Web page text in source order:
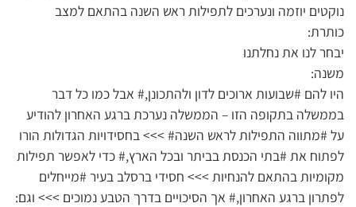
נוקטים יוזמה ונערכים לתפילות ראש השנה בהתאם למצב
כותרת:
יבחר לנו את נחלתנו
משנה:
היו להם #שבועות ארוכים לדון ולהתכונן,# אבל כמו כל דבר
בממשלה בתקופה הזו – הממשלה נערכת ברגע האחרון להודיע
על #מתווה התפילות לראש השנה# >>> בחסידויות הגדולות הורו
לפתוח את #בתי הכנסת בביתר ובכל הארץ,# כדי לאפשר תפילות
מקומיות בהתאם להנחיות >>> חסידי ברסלב בעיר #מייחלים
לפתרון ברגע האחרון,# אך הסיכויים בדרך הטבע נמוכים >>> וגם: